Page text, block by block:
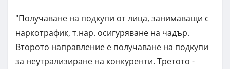
"Получаване на подкупи от лица, занимаващи с
наркотрафик, т.нар. осигуряване на чадър.
Второто направление е получаване на подкупи
за неутрализиране на конкуренти. Третото -